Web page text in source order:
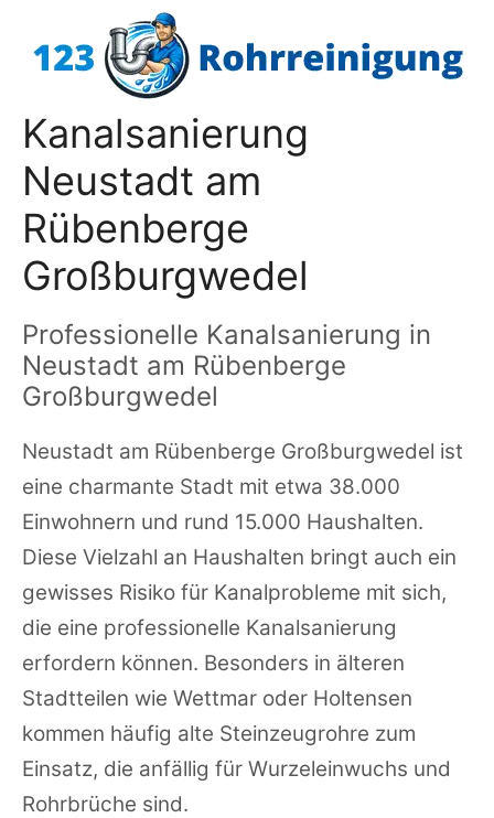
Inhalt
Kanalsanierung
Neustadt am
Rübenberge
Großburgwedel
Professionelle Kanalsanierung in
Neustadt am Rübenberge
Großburgwedel
Neustadt am Rübenberge Großburgwedel ist
eine charmante Stadt mit etwa 38.000
Einwohnern und rund 15.000 Haushalten.
Diese Vielzahl an Haushalten bringt auch ein
gewisses Risiko für Kanalprobleme mit sich,
die eine professionelle Kanalsanierung
erfordern können. Besonders in älteren
Stadtteilen wie Wettmar oder Holtensen
kommen häufig alte Steinzeugrohre zum
Einsatz, die anfällig für Wurzeleinwuchs und
Rohrbrüche sind.